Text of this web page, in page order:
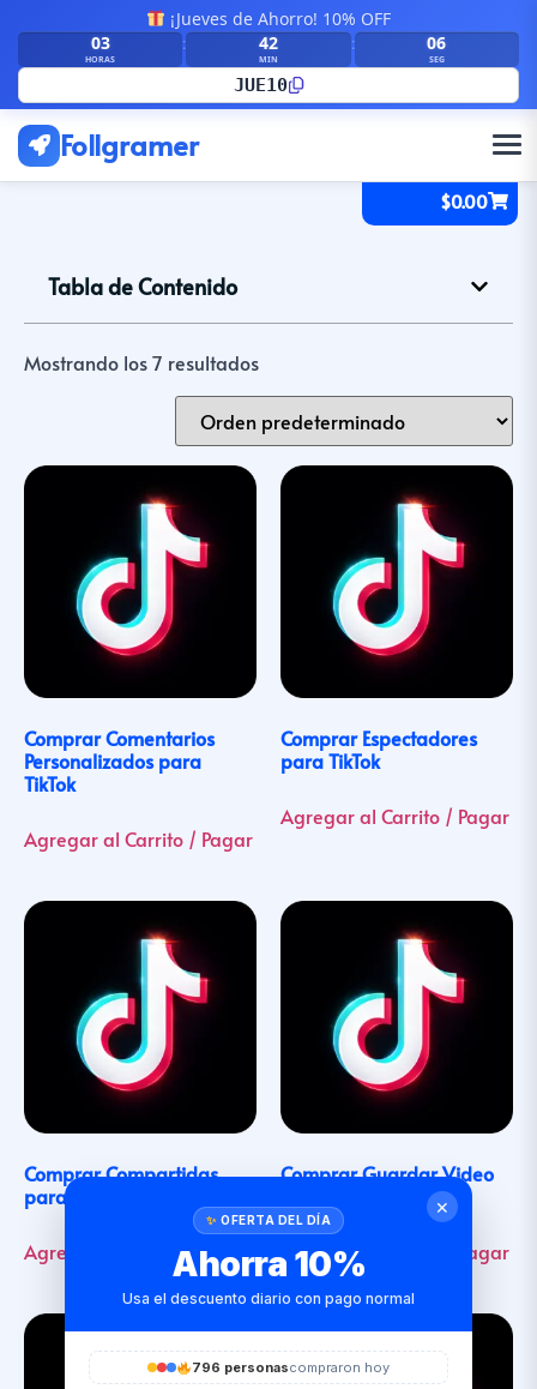
¡Jueves de Ahorro! 10% OFF
03
HORAS
: 42
MIN
: 06
SEG
JUE10
Follgramer
$0.00
Tabla de Contenido
Mostrando los 7 resultados
Comprar Comentarios
Personalizados para
TikTok
Agregar al Carrito / Pagar
Comprar Espectadores
para TikTok
Agregar al Carrito / Pagar
Comprar Compartidas
para TikTok
Agregar al Carrito / Pagar
Comprar Guardar Video
Agregar al Carrito / Pagar
✕
OFERTA DEL DÍA
Ahorra 10%
Usa el descuento diario con pago normal
796 personascompraron hoy